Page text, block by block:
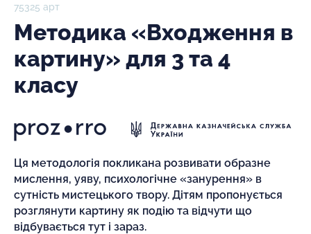
75325 арт
Методика «Входження в
картину» для 3 та 4
класу
Ця методологія покликана розвивати образне
мислення, уяву, психологічне «занурення» в
сутність мистецького твору. Дітям пропонується
розглянути картину як подію та відчути що
відбувається тут і зараз.